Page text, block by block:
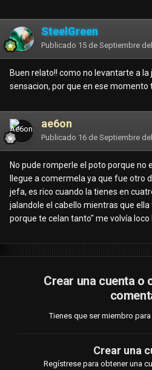
SteelGreen
Publicado 15 de Septiembre
Buen relato!! como no levantarte a
sensacion, por que en ese momento
ae6on
Publicado 16 de Septiembre
No pude romperle el poto porque no
llegue a comermela ya que fue otro
jefa, es rico cuando la tienes en
jalandole el cabello mientras que
porque te celan tanto" me volvía loco
Crear una cuenta o
Tienes que ser miembro
Crear una
Regístrese para obtener una